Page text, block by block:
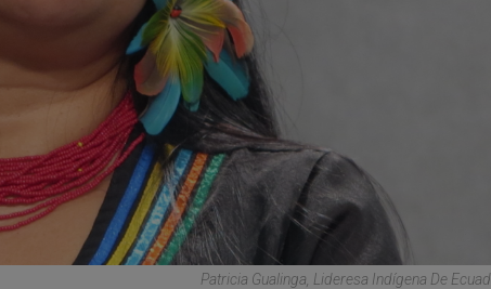
Patricia Gualinga, Lideresa Indígena De